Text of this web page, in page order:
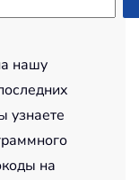
нашу
узнаете
на